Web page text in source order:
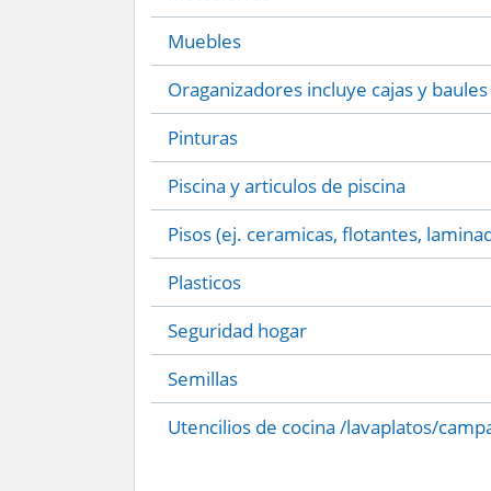
Muebles
Oraganizadores incluye cajas y baules
Pinturas
Piscina y articulos de piscina
Pisos (ej. ceramicas, flotantes,
Plasticos
Seguridad hogar
Semillas
Utencilios de cocina /lavaplatos/